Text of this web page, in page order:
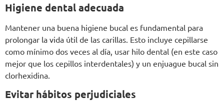
Higiene dental adecuada
Mantener una buena higiene bucal es fundamental para
prolongar la vida útil de las carillas. Esto incluye cepillarse
como mínimo dos veces al día, usar hilo dental (en este caso
mejor que los cepillos interdentales) y un enjuague bucal sin
clorhexidina.
Evitar hábitos perjudiciales